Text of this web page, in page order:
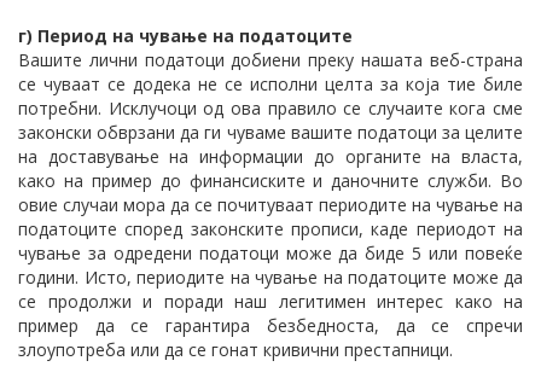
г) Период на чување на податоците
Вашите лични податоци добиени преку нашата веб-страна
се чуваат се додека не се исполни целта за која тие биле
потребни. Исклучоци од ова правило се случаите кога сме
законски обврзани да ги чуваме вашите податоци за целите
на доставување на информации до органите на власта,
како на пример до финансиските и даночните служби. Во
овие случаи мора да се почитуваат периодите на чување на
податоците според законските прописи, каде периодот на
чување за одредени податоци може да биде 5 или повеќе
години. Исто, периодите на чување на податоците може да
се продолжи и поради наш легитимен интерес како на
пример да се гарантира безбедноста, да се спречи
злоупотреба или да се гонат кривични престапници.